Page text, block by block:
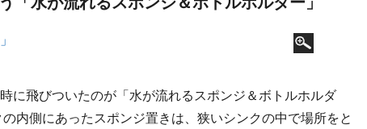
に飛びついたのが「水が流れるスポンジ＆ボトルホルダ
内側にあったスポンジ置きは、狭いシンクの中で場所をと